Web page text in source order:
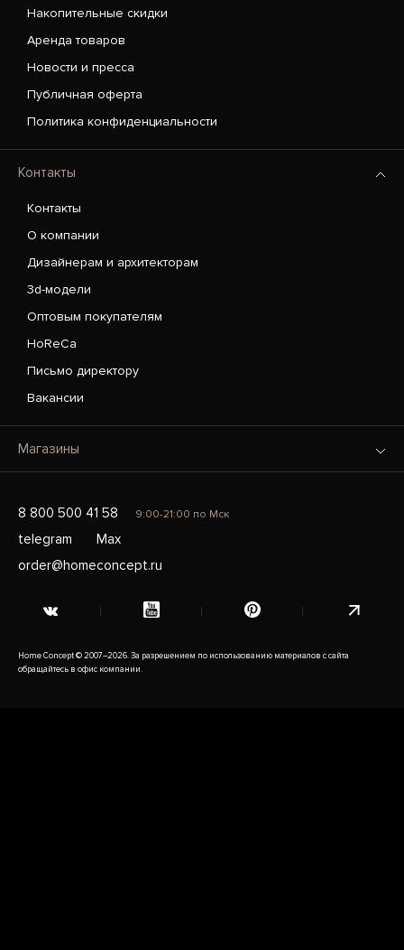
Накопительные скидки
Аренда товаров
Новости и пресса
Публичная оферта
Политика конфиденциальности
Контакты
Контакты
О компании
Дизайнерам и архитекторам
3d-модели
Оптовым покупателям
HoReCa
Письмо директору
Вакансии
Магазины
8 800 500 41 58 9:00-21:00 по Мск
telegram
Max
order@homeconcept.ru
Home Concept © 2007–2026. За разрешением по использованию материалов с сайта
обращайтесь в офис компании.